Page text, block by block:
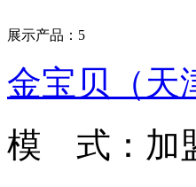
展示产品：5
金宝贝（天
模 式：加